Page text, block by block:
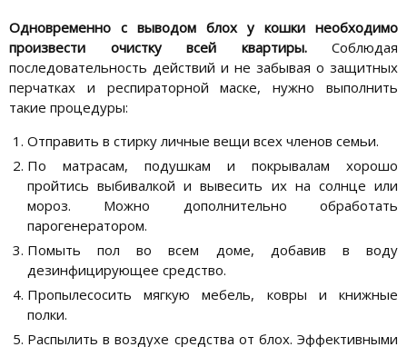
Одновременно с выводом блох у кошки необходимо
произвести очистку всей квартиры. Соблюдая
последовательность действий и не забывая о защитных
перчатках и респираторной маске, нужно выполнить
такие процедуры:
Отправить в стирку личные вещи всех членов семьи.
По матрасам, подушкам и покрывалам хорошо
пройтись выбивалкой и вывесить их на солнце или
мороз. Можно дополнительно обработать
парогенератором.
Помыть пол во всем доме, добавив в воду
дезинфицирующее средство.
Пропылесосить мягкую мебель, ковры и книжные
полки.
Распылить в воздухе средства от блох. Эффективными